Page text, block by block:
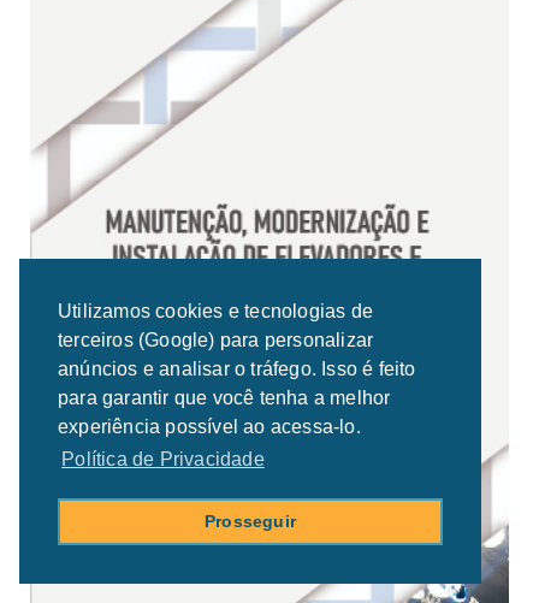
Utilizamos cookies e tecnologias de
terceiros (Google) para personalizar
anúncios e analisar o tráfego. Isso é feito
para garantir que você tenha a melhor
experiência possível ao acessa-lo.
Política de Privacidade
Prosseguir